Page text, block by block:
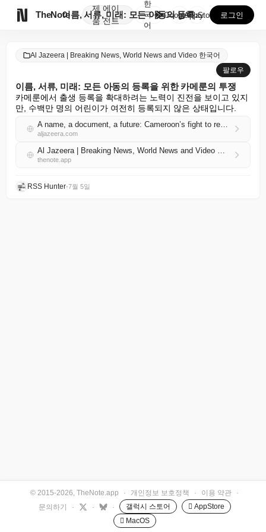
TheNote
제
품
에이
전트
이름, 서류, 미래: 모든 아동의 등록을 위한 카메룬의...
한
국
어
GooglePlay
AppStore 로그인
Al Jazeera | Breaking News, World News and Video 한국어
팔로우
이름, 서류, 미래: 모든 아동의 등록을 위한 카메룬의 투쟁
카메룬에서 출생 등록을 확대하려는 노력이 진전을 보이고 있지
만, 수백만 명의 어린이가 여전히 등록되지 않은 상태입니다.
A name, a document, a future: Cameroon’s fight to register every child
aljazeera.com
Al Jazeera | Breaking News, World News and Video 한국어 RSS
thenote.app
RSS Hunter•7월 5일
© 2015-2026, TheNote.app · 개인정보 보호정책 · 이용 약관
·
문의하기
· · · 갤럭시 스토어
 AppStore
 MacOS